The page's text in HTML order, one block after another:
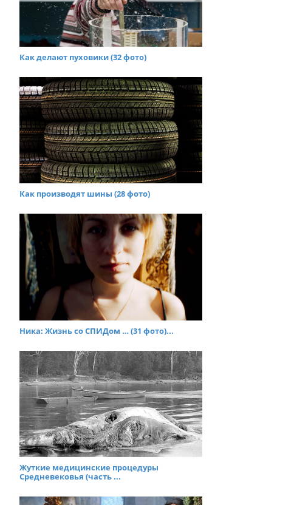
Как делают пуховики (32 фото)
Как производят шины (28 фото)
Ника: Жизнь со СПИДом … (31 фото)...
Жуткие медицинские процедуры
Средневековья (часть ...